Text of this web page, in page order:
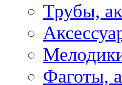
Трубы,
Фаготы,